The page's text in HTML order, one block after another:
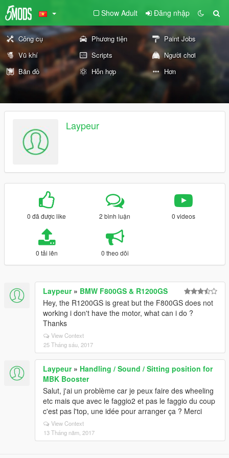
Show Adult Đăng nhập
Công cụ Phương tiện
Paint Jobs
Vũ khí
Scripts
Người chơi
Bản đồ
Hỗn hợp Hơn
Laypeur
0 đã được like 2 bình luận 0 videos
0 tải lên 0 theo dõi
Laypeur» BMW F800GS & R1200GS
Hey, the R1200GS is great but the F800GS does not
working i don't have the motor, what can i do ?
Thanks
View Context
25 Tháng sáu, 2017
Laypeur» Handling / Sound / Sitting position for
MBK Booster
Salut, j'ai un problème car je peux faire des wheeling
etc mais que avec le faggio2 et pas le faggio du coup
c'est pas l'top, une idée pour arranger ça ? Merci
View Context
13 Tháng năm, 2017